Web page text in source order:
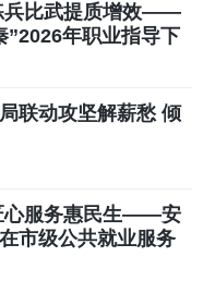
兵比武提质增效——
”2026年职业指导下
功举办
联动攻坚解薪愁 倾
心服务惠民生——安
市级公共就业服务
多项佳绩